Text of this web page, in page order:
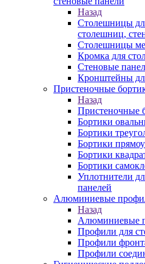
Назад
Столешницы
столешниц,
Столешницы
Кромка для
Стеновые
Кронштейны
Пристеночные
Назад
Пристеночные
Бортики
Бортики
Бортики
Бортики
Бортики
Уплотнители
панелей
Алюминиевые
Назад
Алюминиевые
Профили для
Профили
Профили